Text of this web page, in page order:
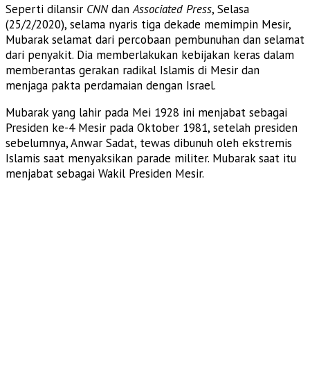
Seperti dilansir CNNdanAssociated Press, Selasa
(25/2/2020), selama nyaris tiga dekade memimpin Mesir,
Mubarak selamat dari percobaan pembunuhan dan selamat
dari penyakit. Dia memberlakukan kebijakan keras dalam
memberantas gerakan radikal Islamis di Mesir dan
menjaga pakta perdamaian dengan Israel.
Mubarak yang lahir pada Mei 1928 ini menjabat sebagai
Presiden ke-4 Mesir pada Oktober 1981, setelah presiden
sebelumnya, Anwar Sadat, tewas dibunuh oleh ekstremis
Islamis saat menyaksikan parade militer. Mubarak saat itu
menjabat sebagai Wakil Presiden Mesir.